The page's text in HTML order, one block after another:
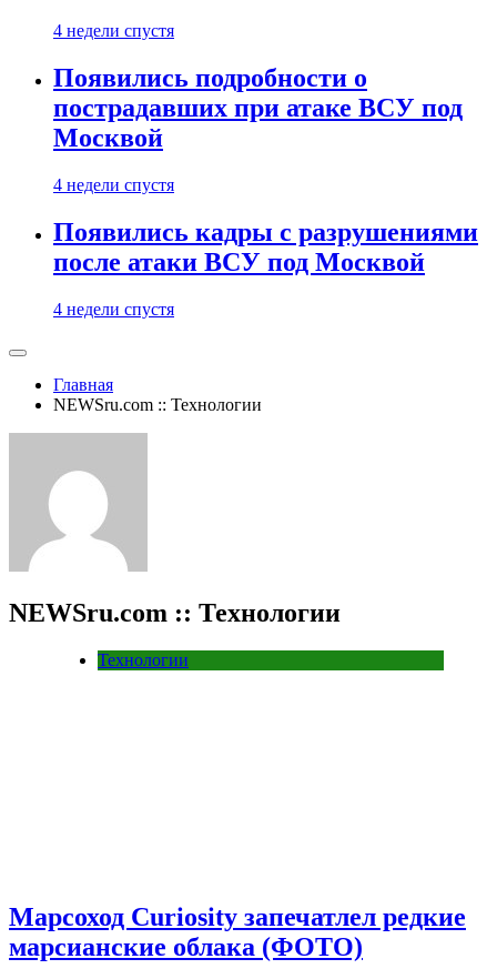
4 недели спустя
Появились подробности о
пострадавших при атаке ВСУ под
Москвой
4 недели спустя
Появились кадры с разрушениями
после атаки ВСУ под Москвой
4 недели спустя
Главная
NEWSru.com :: Технологии
NEWSru.com :: Технологии
Технологии
Марсоход Curiosity запечатлел редкие
марсианские облака (ФОТО)